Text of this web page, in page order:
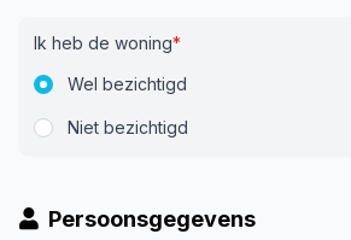
Ik heb de woning*
Wel bezichtigd
Niet bezichtigd
Persoonsgegevens